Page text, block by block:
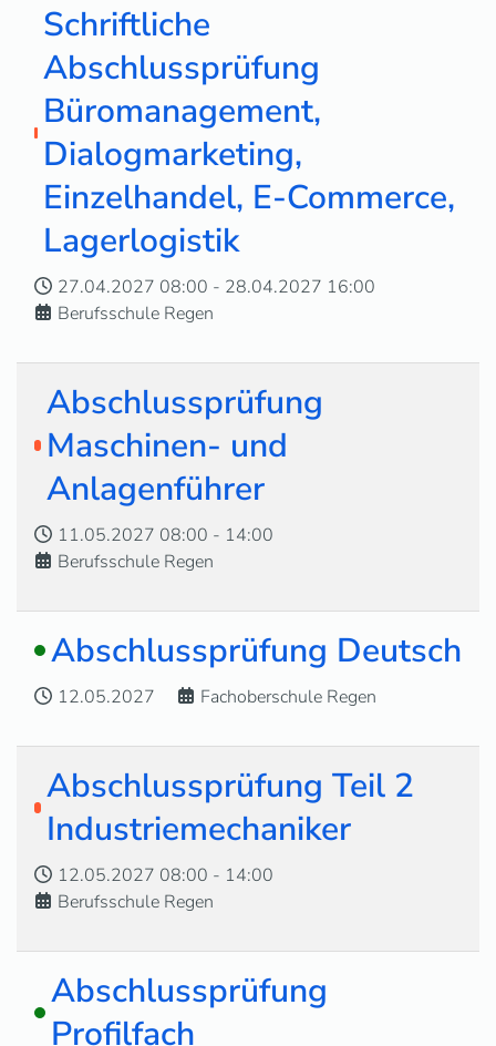
Schriftliche
Abschlussprüfung
Büromanagement,
Dialogmarketing,
Einzelhandel, E-Commerce,
Lagerlogistik
27.04.2027 08:00 - 28.04.2027 16:00
Berufsschule Regen
Abschlussprüfung
Maschinen- und
Anlagenführer
11.05.2027 08:00 - 14:00
Berufsschule Regen
Abschlussprüfung Deutsch
12.05.2027 Fachoberschule Regen
Abschlussprüfung Teil 2
Industriemechaniker
12.05.2027 08:00 - 14:00
Berufsschule Regen
Abschlussprüfung
Profilfach